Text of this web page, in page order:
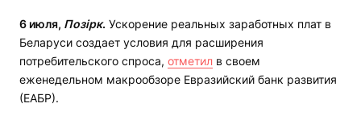
6 июля, Позірк. Ускорение реальных заработных плат в
Беларуси создает условия для расширения
потребительского спроса, отметил в своем
еженедельном макрообзоре Евразийский банк развития
(ЕАБР).